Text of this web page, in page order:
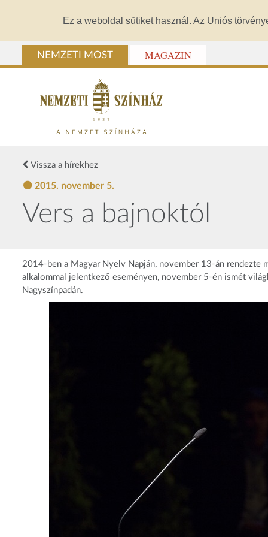
Ez a weboldal sütiket használ. Az Uniós
NEMZETI MOST MAGAZIN
Vissza a hírekhez
2015. november 5.
Vers a bajnoktól
2014-ben a Magyar Nyelv Napján, november 13-án rendezte
alkalommal jelentkező eseményen, november 5-én ismét
Nagyszínpadán.